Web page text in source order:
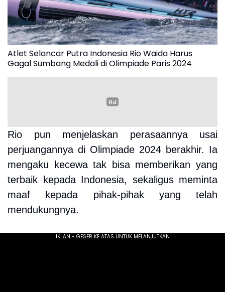
Atlet Selancar Putra Indonesia Rio Waida Harus
Gagal Sumbang Medali di Olimpiade Paris 2024
Rio pun menjelaskan perasaannya usai
perjuangannya di Olimpiade 2024 berakhir. Ia
mengaku kecewa tak bisa memberikan yang
terbaik kepada Indonesia, sekaligus meminta
maaf kepada pihak-pihak yang telah
mendukungnya.